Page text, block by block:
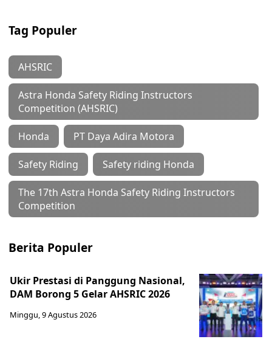
Tag Populer
AHSRIC
Astra Honda Safety Riding Instructors
Competition (AHSRIC)
Honda PT Daya Adira Motora
Safety Riding Safety riding Honda
The 17th Astra Honda Safety Riding Instructors
Competition
Berita Populer
Ukir Prestasi di Panggung Nasional,
DAM Borong 5 Gelar AHSRIC 2026
Minggu, 9 Agustus 2026